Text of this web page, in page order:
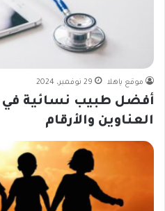
موقع ياهلا 29 نوفمبر، 2024
أفضل طبيب نسائية في
العناوين والأرقام